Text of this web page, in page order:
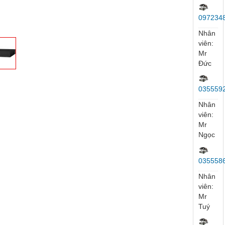
Đầu ghi
ĐẦU GHI
4K8864N3
Hỗ
Trợ
Trực
Tuyến